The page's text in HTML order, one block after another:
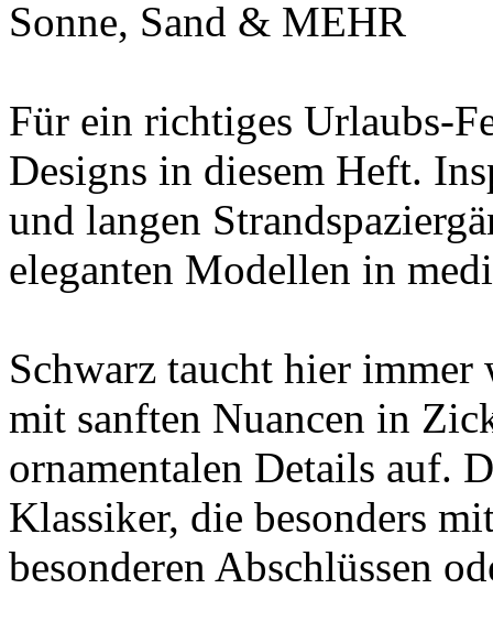
Sonne, Sand & MEHR
Für ein richtiges Urlaubs-
Designs in diesem Heft.
und langen
eleganten Modellen in
Schwarz taucht hier
mit sanften Nuancen in
ornamentalen Details auf.
Klassiker, die besonders
besonderen Abschlüssen